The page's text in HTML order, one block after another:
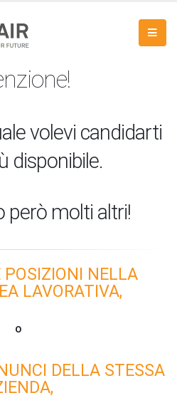
volevi candidarti
disponibile.
però molti altri!
POSIZIONI NELLA
LAVORATIVA,
O
DELLA STESSA